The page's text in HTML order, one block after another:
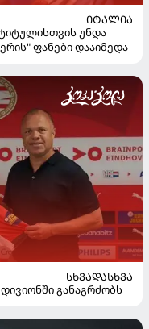
ᲘᲢᲐᲚᲘᲐ
უნდა
ფანები დააიმედა
ᲡᲮᲕᲐᲓᲐᲡᲮᲕᲐ
განაგრძობს